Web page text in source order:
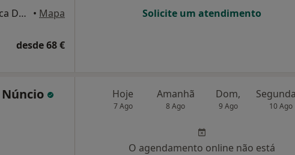
Rua Eng.º Moniz da Maia, 16, Alverca Do Ribatejo • Mapa
desde 68 €
Solicite um atendimento
Hoje
7 Ago
Amanhã
8 Ago
Dom,
9 Ago 10 Ago
O agendamento online não está